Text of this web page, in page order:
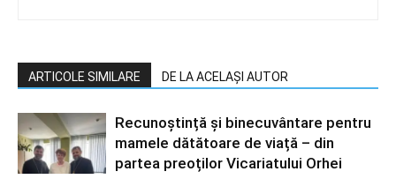
ARTICOLE SIMILARE DE LA ACELAȘI AUTOR
Recunoștință și binecuvântare pentru
mamele dătătoare de viață – din
partea preoților Vicariatului Orhei